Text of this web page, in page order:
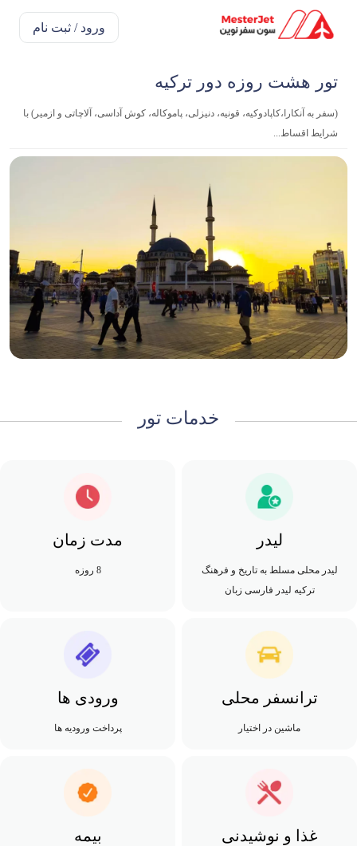
ورود / ثبت نام
تور هشت روزه دور ترکیه
(سفر به آنکارا،کاپادوکیه، قونیه، دنیزلی، پاموکاله، کوش آداسی، آلاچاتی و ازمیر) با
شرایط اقساط...
خدمات تور
لیدر
لیدر محلی مسلط به تاریخ و فرهنگ
ترکیه لیدر فارسی زبان
مدت زمان
8 روزه
ترانسفر محلی
ماشین در اختیار
ورودی ها
پرداخت ورودیه ها
غذا و نوشیدنی بیمه